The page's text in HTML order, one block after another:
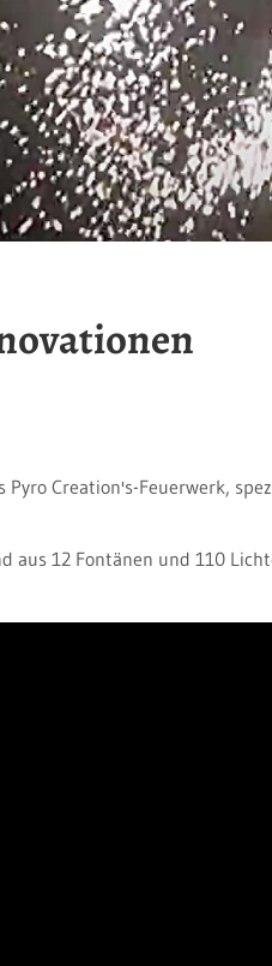
Creation's-Feuerwerk,
aus 12 Fontänen und 110